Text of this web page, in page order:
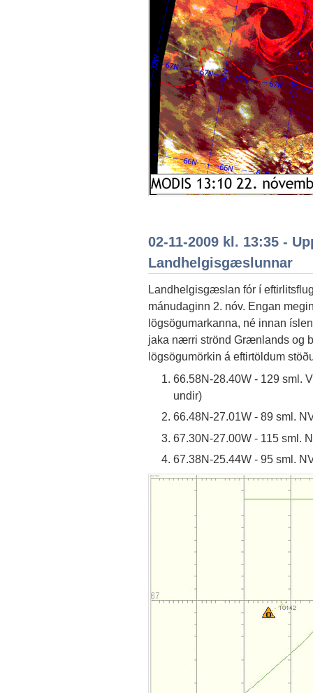
02-11-2009 kl. 13:35 -
Landhelgisgæslunnar
Landhelgisgæslan fór í
mánudaginn 2. nóv. Engan
lögsögumarkanna, né innan
jaka nærri strönd Grænlands og
lögsögumörkin á eftirtöldum
66.58N-28.40W - 129 sml.
undir)
66.48N-27.01W - 89 sml.
67.30N-27.00W - 115 sml.
67.38N-25.44W - 95 sml.